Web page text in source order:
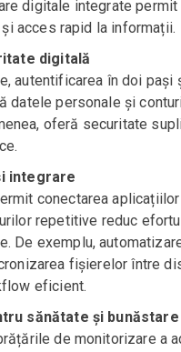
digitale integrate permit
acces rapid la informații.
digitală
autentificarea în doi pași
datele personale și
oferă securitate
integrare
conectarea
repetitive reduc
De exemplu,
fișierelor între
eficient.
sănătate și bunăstare
de monitorizare a